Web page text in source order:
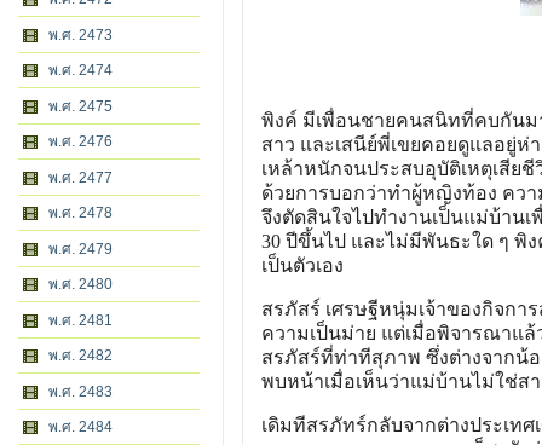
พ.ศ. 2473
พ.ศ. 2474
พ.ศ. 2475
พ.ศ. 2476
พ.ศ. 2477
พ.ศ. 2478
พ.ศ. 2479
พ.ศ. 2480
พ.ศ. 2481
พ.ศ. 2482
พ.ศ. 2483
พ.ศ. 2484
พิงค์ มีเพื่อนชายคนสนิทที่คบกันม
สาว และเสนีย์พี่เขยคอยดูแลอยู่ห่
เหล้าหนักจนประสบอุบัติเหตุเสีย
ด้วยการบอกว่าทำผู้หญิงท้อง คว
จึงตัดสินใจไปทำงานเป็นแม่บ้าน
30 ปีขึ้นไป และไม่มีพันธะใด ๆ
เป็นตัวเอง
สรภัสร์ เศรษฐีหนุ่มเจ้าของกิจกา
ความเป็นม่าย แต่เมื่อพิจารณาแ
สรภัสร์ที่ท่าทีสุภาพ ซึ่งต่างจากน้
พบหน้าเมื่อเห็นว่าแม่บ้านไม่ใช่ส
เดิมทีสรภัทร์กลับจากต่างประเท